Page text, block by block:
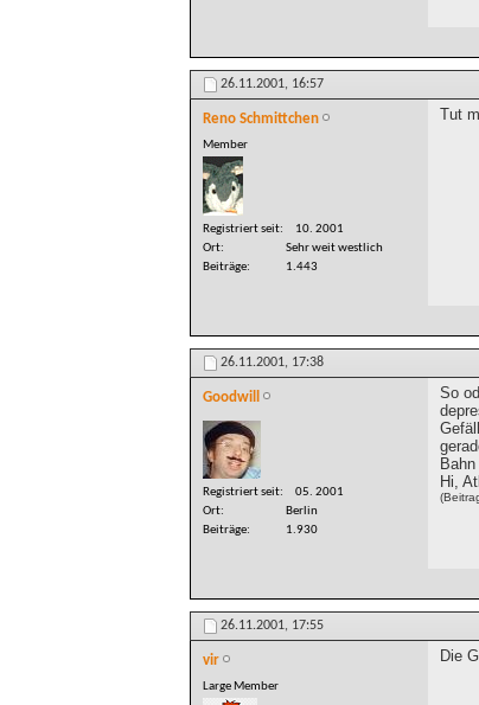
26.11.2001, 16:57
Reno Schmittchen
Member
Registriert seit
10. 2001
Ort
Sehr weit westlich
Beiträge
1.443
Tut
26.11.2001, 17:38
Goodwill
Registriert seit
05. 2001
Ort
Berlin
Beiträge
1.930
So
Hi,
26.11.2001, 17:55
vir
Large Member
Die